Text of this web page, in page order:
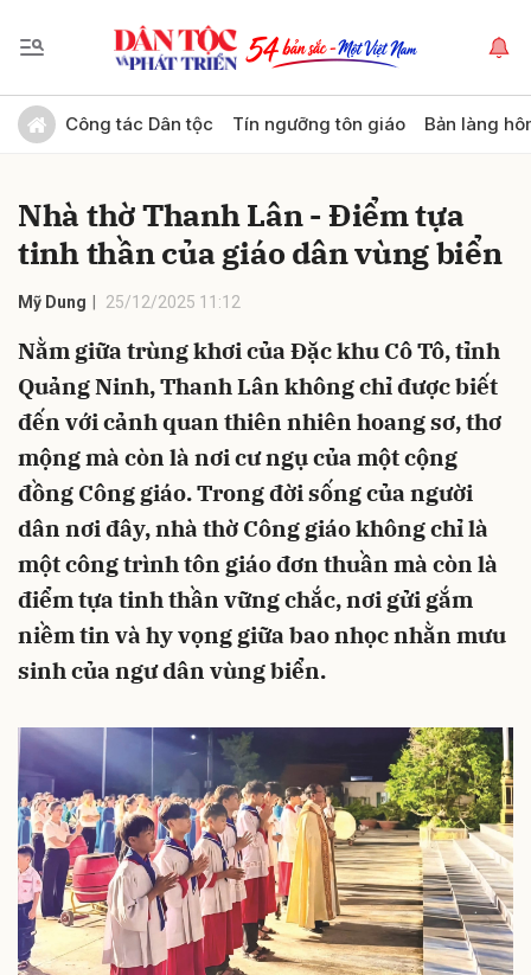
Công tác Dân tộc Tín ngưỡng tôn giáo Bản làng
Nhà thờ Thanh Lân - Điểm tựa
tinh thần của giáo dân vùng biển
Mỹ Dung 25/12/2025 11:12
Nằm giữa trùng khơi của Đặc khu Cô Tô, tỉnh
Quảng Ninh, Thanh Lân không chỉ được biết
đến với cảnh quan thiên nhiên hoang sơ, thơ
mộng mà còn là nơi cư ngụ của một cộng
đồng Công giáo. Trong đời sống của người
dân nơi đây, nhà thờ Công giáo không chỉ là
một công trình tôn giáo đơn thuần mà còn là
điểm tựa tinh thần vững chắc, nơi gửi gắm
niềm tin và hy vọng giữa bao nhọc nhằn mưu
sinh của ngư dân vùng biển.
Gửi bình luận
Hủy Gửi